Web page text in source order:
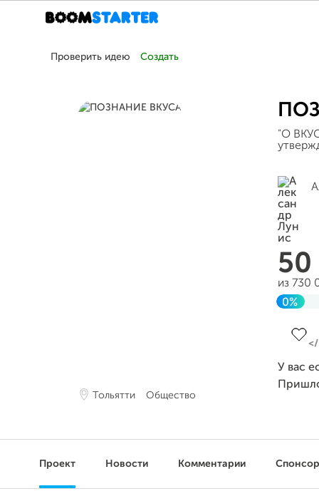
Проверить идею Создать
Тольятти Общество
"О
50
из 730
0%
У вас
Проект Новости Комментарии